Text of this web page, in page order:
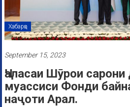
Хабарҳо
September 15, 2023
Ҷаласаи Шӯрои
муассиси Фонди
наҷоти Арал.